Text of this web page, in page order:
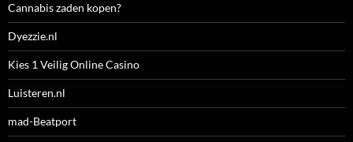
Cannabis zaden kopen?
Dyezzie.nl
Kies 1 Veilig Online Casino
Luisteren.nl
mad-Beatport